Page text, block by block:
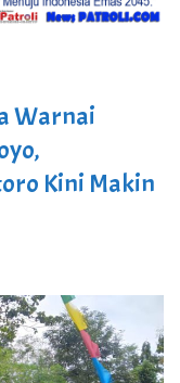
Warnai
Kini Makin